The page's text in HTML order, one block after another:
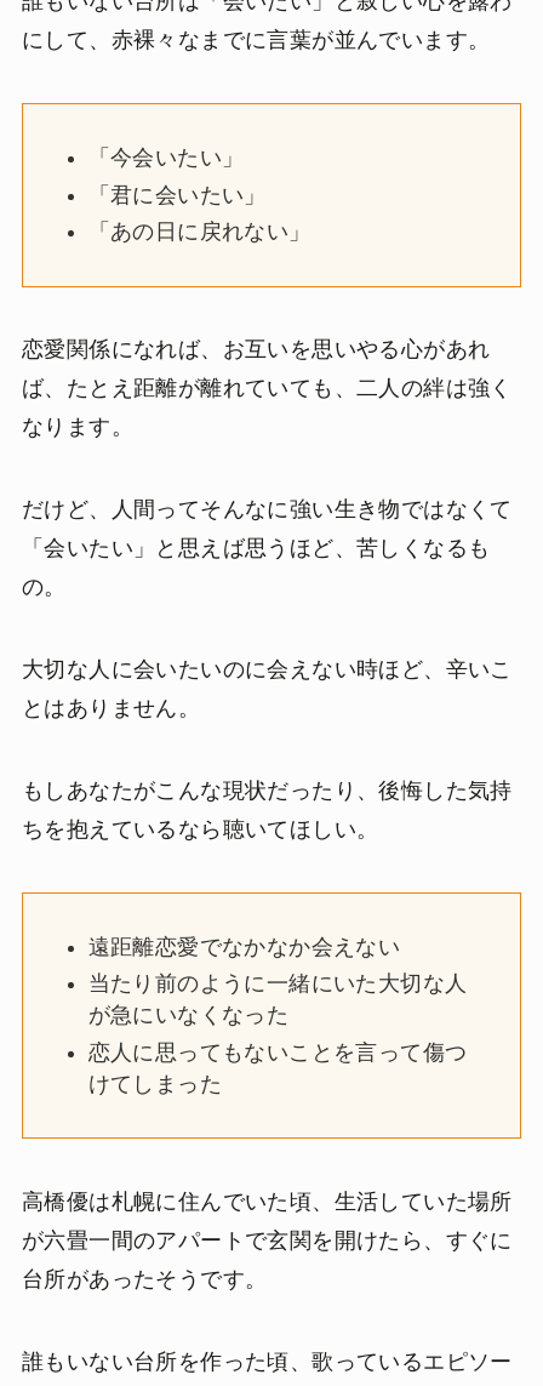
にして、赤裸々なまでに言葉が並んでいます。
「今会いたい」
「君に会いたい」
「あの日に戻れない」
恋愛関係になれば、お互いを思いやる心があれ
ば、たとえ距離が離れていても、二人の絆は強く
なります。
だけど、人間ってそんなに強い生き物ではなくて
「会いたい」と思えば思うほど、苦しくなるも
の。
大切な人に会いたいのに会えない時ほど、辛いこ
とはありません。
もしあなたがこんな現状だったり、後悔した気持
ちを抱えているなら聴いてほしい。
遠距離恋愛でなかなか会えない
当たり前のように一緒にいた大切な人
が急にいなくなった
恋人に思ってもないことを言って傷つ
けてしまった
高橋優は札幌に住んでいた頃、生活していた場所
が六畳一間のアパートで玄関を開けたら、すぐに
台所があったそうです。
誰もいない台所を作った頃、歌っているエピソー